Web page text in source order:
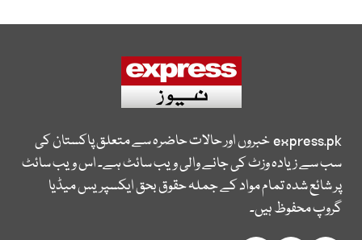
express.pkخبروں اور حالات حاضرہ سے متعلق پاکستان کی
سب سے زیادہ وزٹ کی جانے والی ویب سائٹ ہے۔ اس ویب سائٹ
پر شائع شدہ تمام مواد کے جملہ حقوق بحق ایکسپریس میڈیا
گروپ محفوظ ہیں۔